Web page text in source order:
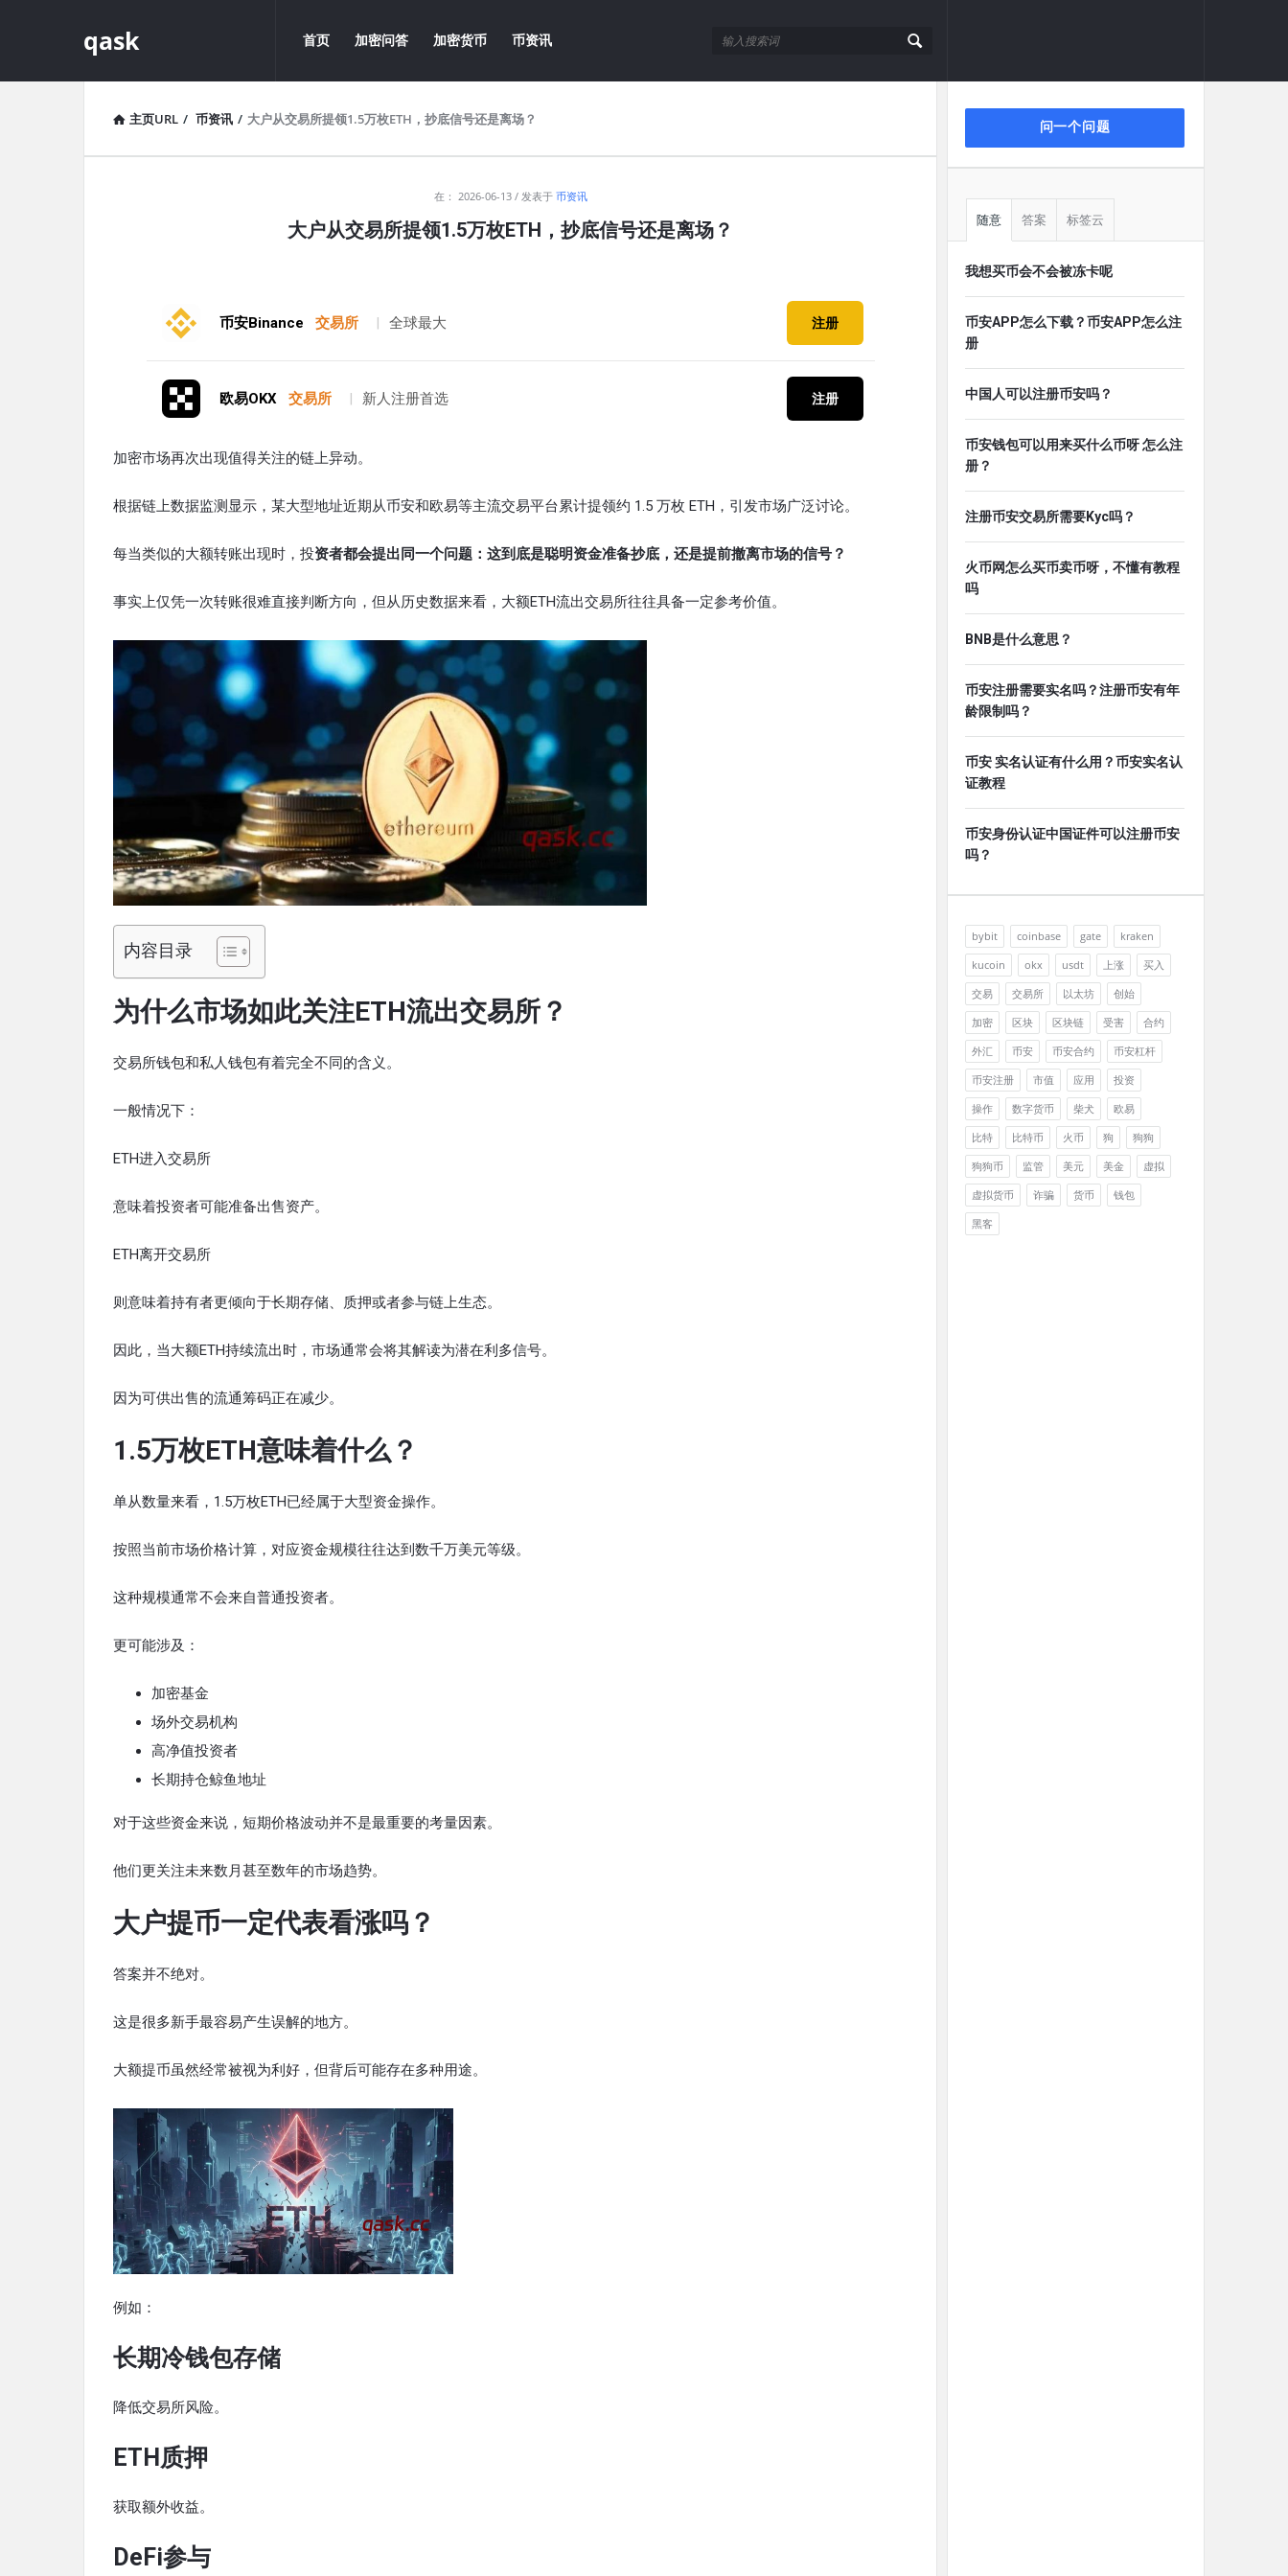
qask
导
航
首页 加密问答 加密货币 币资讯
主页URL / 币资讯 / 大户从交易所提领1.5万枚ETH，抄底信号还是离场？
在： 2026-06-13 发表于 币资讯
大户从交易所提领1.5万枚ETH，抄底信号还是离场？
币安Binance 交易所 | 全球最大 注册
欧易OKX 交易所 | 新人注册首选 注册
加密市场再次出现值得关注的链上异动。
根据链上数据监测显示，某大型地址近期从币安和欧易等主流交易平台累计提领约 1.5 万枚 ETH，引发市场广泛讨论。
每当类似的大额转账出现时，投资者都会提出同一个问题：这到底是聪明资金准备抄底，还是提前撤离市场的信号？
事实上仅凭一次转账很难直接判断方向，但从历史数据来看，大额ETH流出交易所往往具备一定参考价值。
内容目录
为什么市场如此关注ETH流出交易所？
交易所钱包和私人钱包有着完全不同的含义。
一般情况下：
ETH进入交易所
意味着投资者可能准备出售资产。
ETH离开交易所
则意味着持有者更倾向于长期存储、质押或者参与链上生态。
因此，当大额ETH持续流出时，市场通常会将其解读为潜在利多信号。
因为可供出售的流通筹码正在减少。
1.5万枚ETH意味着什么？
单从数量来看，1.5万枚ETH已经属于大型资金操作。
按照当前市场价格计算，对应资金规模往往达到数千万美元等级。
这种规模通常不会来自普通投资者。
更可能涉及：
加密基金
场外交易机构
高净值投资者
长期持仓鲸鱼地址
对于这些资金来说，短期价格波动并不是最重要的考量因素。
他们更关注未来数月甚至数年的市场趋势。
大户提币一定代表看涨吗？
答案并不绝对。
这是很多新手最容易产生误解的地方。
大额提币虽然经常被视为利好，但背后可能存在多种用途。
例如：
长期冷钱包存储
降低交易所风险。
ETH质押
获取额外收益。
DeFi参与
问一个问题
随意 答案 标签云
我想买币会不会被冻卡呢
币安APP怎么下载？币安APP怎么注
册
中国人可以注册币安吗？
币安钱包可以用来买什么币呀 怎么注
册？
注册币安交易所需要Kyc吗？
火币网怎么买币卖币呀，不懂有教程
吗
BNB是什么意思？
币安注册需要实名吗？注册币安有年
龄限制吗？
币安 实名认证有什么用？币安实名认
证教程
币安身份认证中国证件可以注册币安
吗？
bybit coinbase gate
kraken
kucoin
okx usdt 上涨
买入
交易
交易所 以太坊
创始
加密
区块 区块链 受害
合约
外汇
币安 币安合约
币安杠杆
币安注册
市值 应用
投资
操作
数字货币 柴犬
欧易
比特
比特币 火币 狗
狗狗
狗狗币
监管 美元 美金
虚拟
虚拟货币
诈骗 货币
钱包
黑客